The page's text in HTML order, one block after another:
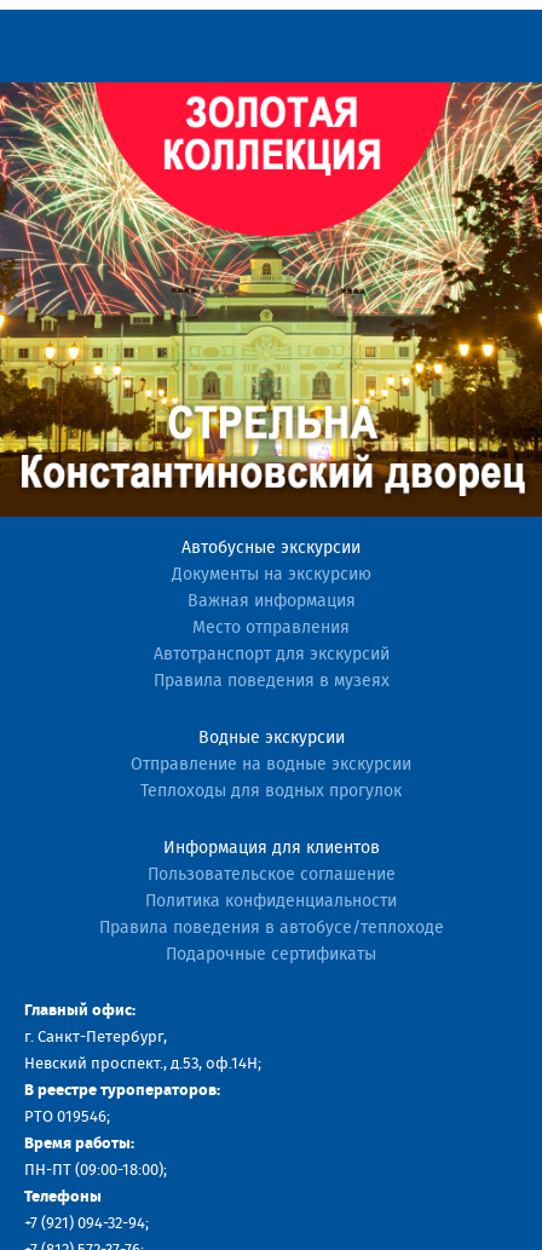
Автобусные экскурсии
Документы на экскурсию
Важная информация
Место отправления
Автотранспорт для экскурсий
Правила поведения в музеях
Водные экскурсии
Отправление на водные экскурсии
Теплоходы для водных прогулок
Информация для клиентов
Пользовательское соглашение
Политика конфиденциальности
Правила поведения в автобусе/теплоходе
Подарочные сертификаты
Главный офис:
г. Санкт-Петербург,
Невский проспект., д.53, оф.14H;
В реестре туроператоров:
РТО 019546;
Время работы:
ПН-ПТ (09:00-18:00);
Телефоны
+7 (921) 094-32-94;